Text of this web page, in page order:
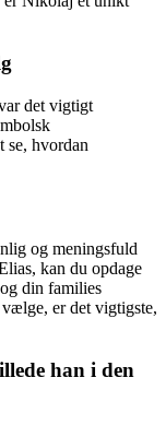
det vigtigt
se, hvordan
og meningsfuld
kan du opdage
din families
er det vigtigste,
han i den